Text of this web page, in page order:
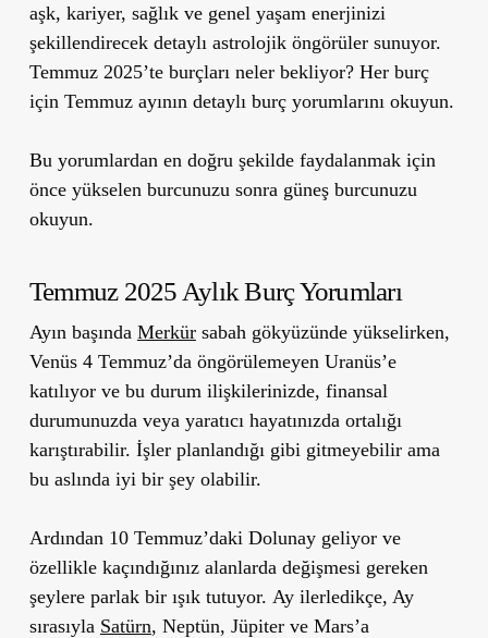
aşk, kariyer, sağlık ve genel yaşam enerjinizi
şekillendirecek detaylı astrolojik öngörüler sunuyor.
Temmuz 2025’te burçları neler bekliyor? Her burç
için Temmuz ayının detaylı burç yorumlarını okuyun.
Bu yorumlardan en doğru şekilde faydalanmak için
önce yükselen burcunuzu sonra güneş burcunuzu
okuyun.
Temmuz 2025 Aylık Burç Yorumları
Ayın başında Merkürsabah gökyüzünde yükselirken,
Venüs 4 Temmuz’da öngörülemeyen Uranüs’e
katılıyor ve bu durum ilişkilerinizde, finansal
durumunuzda veya yaratıcı hayatınızda ortalığı
karıştırabilir. İşler planlandığı gibi gitmeyebilir ama
bu aslında iyi bir şey olabilir.
Ardından 10 Temmuz’daki Dolunay geliyor ve
özellikle kaçındığınız alanlarda değişmesi gereken
şeylere parlak bir ışık tutuyor. Ay ilerledikçe, Ay
sırasıyla Satürn, Neptün, Jüpiter ve Mars’a